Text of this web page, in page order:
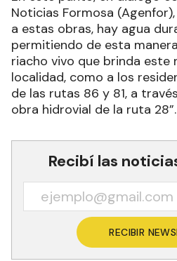
Noticias Formosa
a estas obras, hay agua
permitiendo de esta
riacho vivo que brinda este
localidad, como a los
de las rutas 86 y 81, a
obra hidrovial de la ruta 28”.
Recibí las
RECIBIR